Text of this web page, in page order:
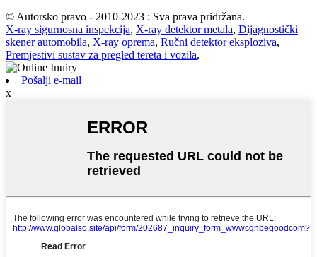
© Autorsko pravo - 2010-2023 : Sva prava pridržana.
X-ray sigurnosna inspekcija, X-ray detektor metala, Dijagnostički
skener automobila, X-ray oprema, Ručni detektor eksploziva,
Premjestivi sustav za pregled tereta i vozila,
Pošalji e-mail
x